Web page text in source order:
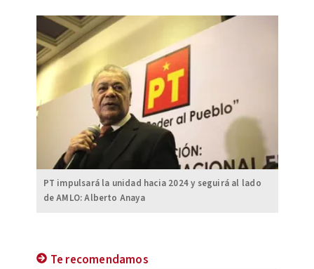
PT impulsará la unidad hacia 2024 y seguirá al lado
de AMLO: Alberto Anaya
Te recomendamos